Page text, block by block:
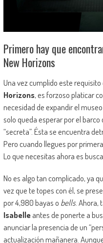
Primero hay que
New Horizons
Una vez cumplido este requisito
Horizons, es forzoso platicar
necesidad de expandir el
solo queda esperar por el barco
“secreta”. Ésta se encuentra
Pero cuando llegues por
Lo que necesitas ahora es
No es algo tan complicado, ya
vez que te topes con él, se
por 4,980 bayas o bells. Ahora,
Isabelleantes de ponerte a
anunciar la presencia de un
actualización mañanera.